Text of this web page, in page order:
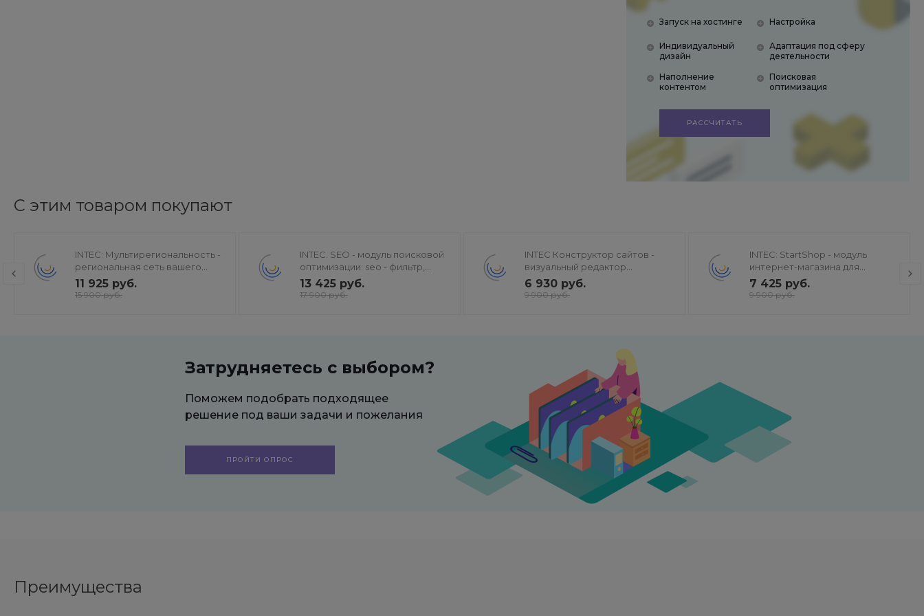
Запуск на хостинге
Индивидуальный
дизайн
Наполнение
контентом
Настройка
Адаптация под сферу
деятельности
Поисковая
оптимизация
РАССЧИТАТЬ
С этим товаром покупают
INTEC: Мультирегиональность -
региональная сеть вашего
сайта с продвижением в
поисковиках
11 925 руб.
15 900 руб.
INTEC. SEO - модуль поисковой
оптимизации: seo - фильтр,
генерация сео - текстов, H1,
мета-тегов
13 425 руб.
17 900 руб.
INTEC Конструктор сайтов -
визуальный редактор
структуры и дизайна
6 930 руб.
9 900 руб.
INTEC: StartShop - модуль
интернет-магазина для
редакции Старт
7 425 руб.
9 900 руб.
Затрудняетесь с выбором?
Поможем подобрать подходящее
решение под ваши задачи и пожелания
ПРОЙТИ ОПРОС
Преимущества